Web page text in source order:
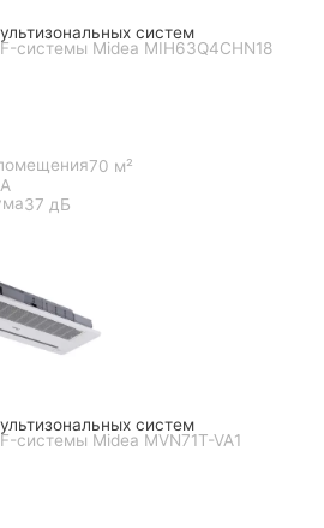
систем
системы Midea MIH63Q4CHN18
70 м²
A
37 дБ
систем
системы Midea MVN71T-VA1